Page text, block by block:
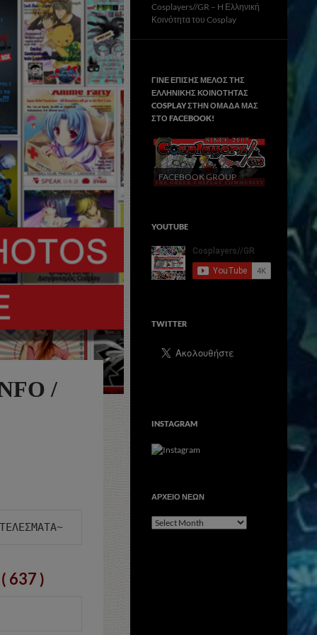
/
~ΕΠΙΛΕΞΤΕ ΠΟΛΗ, ΕΤΟΣ, ΤΥΠΟ, ΚΑΤΗΓΟΡΙΑ Η ΔΙΟΡΓΑΝΩΤΗ ΑΝΑ ΕΝΟΤΗΤΑ, ΓΙΑ ΣΥΓΚΕΚΡΙΜΕΝΑ ΑΠΟΤΕΛΕΣΜΑΤΑ~
637 )
Cosplayers//GR – H Ελληνική
Κοινότητα του Cosplay
ΓΙΝΕ ΕΠΙΣΗΣ ΜΕΛΟΣ ΤΗΣ
ΕΛΛΗΝΙΚΗΣ ΚΟΙΝΟΤΗΤΑΣ
COSPLAY ΣΤΗΝ ΟΜΑΔΑ ΜΑΣ
ΣΤΟ FACΕBOOK!
FACEBOOK GROUP
YOUTUBE
TWITTER
INSTAGRAM
ΑΡΧΕΙΟ ΝΕΩΝ
ΑΡΧΕΙΟ